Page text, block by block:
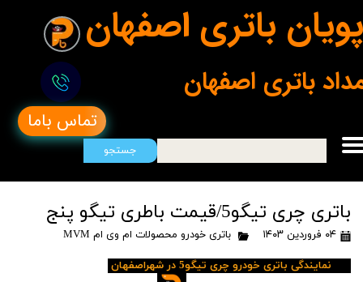
پویان باتری اصفهان
تماس باما
جستجو
باتری اصفهان
باتری چری تیگو5/قیمت باطری تیگو پنج
۰۴ فروردین ۱۴۰۳ باتری خودرو محصولات ام وی ام MVM
نمایندگی باتری خودرو چری تیگو5 در شهراصفهان